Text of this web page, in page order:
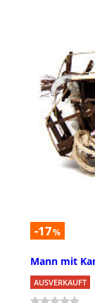
-17%
Mann mit
AUSVERKAUFT